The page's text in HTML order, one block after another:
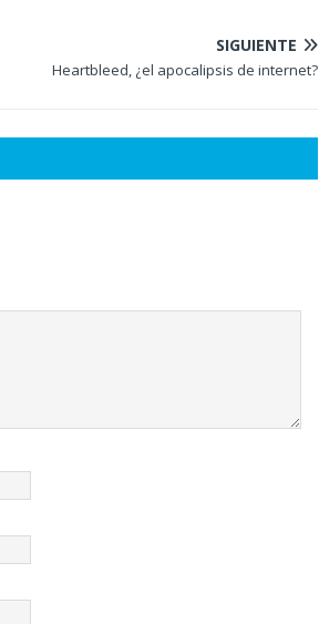
SIGUIENTE
Heartbleed, ¿el apocalipsis de internet?